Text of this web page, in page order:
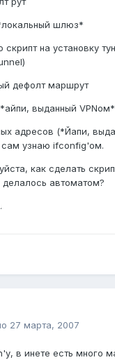
шлюз*
на установку
дефолт маршрут
выданный VPNом*
адресов (*Йапи,
сам узнаю ifconfig'ом.
как сделать
автоматом?
27 марта, 2007
в инете есть много